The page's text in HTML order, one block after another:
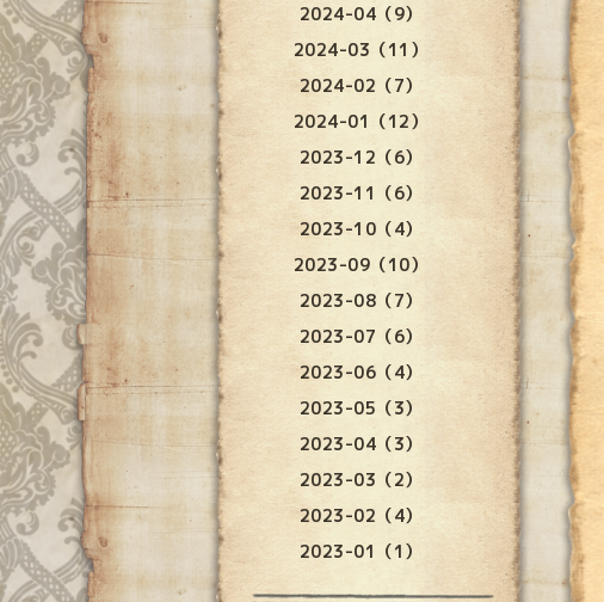
2024-04（9）
2024-03（11）
2024-02（7）
2024-01（12）
2023-12（6）
2023-11（6）
2023-10（4）
2023-09（10）
2023-08（7）
2023-07（6）
2023-06（4）
2023-05（3）
2023-04（3）
2023-03（2）
2023-02（4）
2023-01（1）